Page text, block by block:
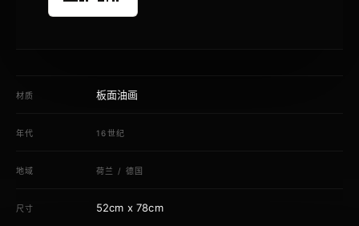
材质 板面油画
年代 16世纪
地域 荷兰 /德国
尺寸 52cm x 78cm